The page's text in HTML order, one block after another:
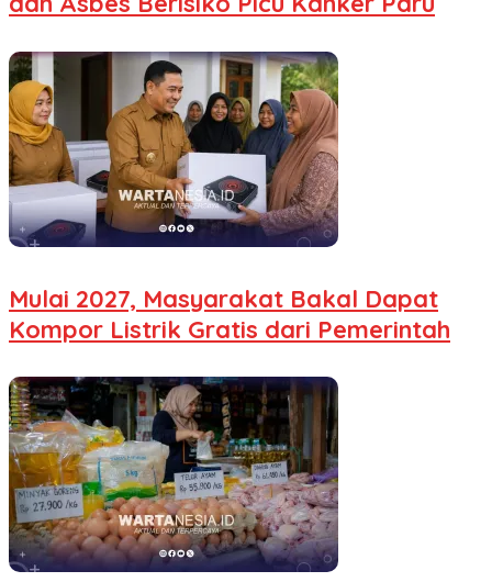
Mulai 2027, Masyarakat Bakal Dapat
Kompor Listrik Gratis dari Pemerintah